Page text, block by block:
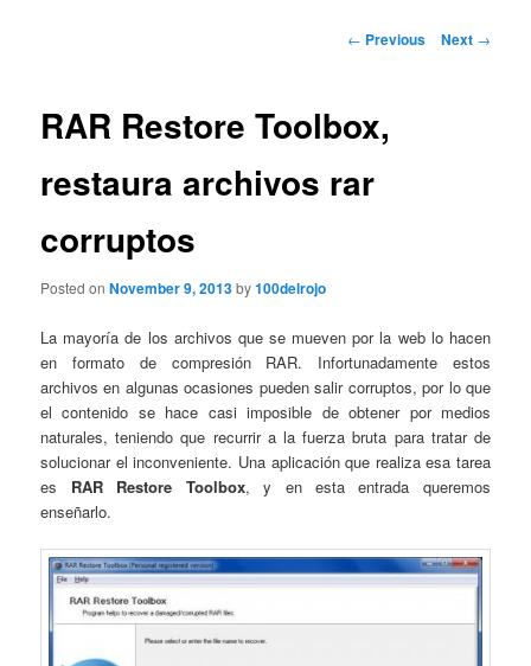
Post
← Previous Next →
RAR Restore Toolbox,
restaura archivos rar
corruptos
Posted onNovember 9, 2013by100delrojo
La mayoría de los archivos que se mueven por la web lo hacen
en formato de compresión RAR. Infortunadamente estos
archivos en algunas ocasiones pueden salir corruptos, por lo que
el contenido se hace casi imposible de obtener por medios
naturales, teniendo que recurrir a la fuerza bruta para tratar de
solucionar el inconveniente. Una aplicación que realiza esa tarea
es RAR Restore Toolbox, y en esta entrada queremos
enseñarlo.